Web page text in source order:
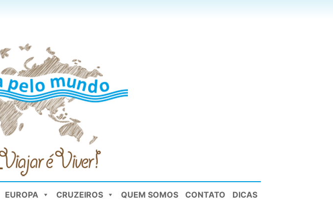
EUROPA CRUZEIROS QUEM SOMOS CONTATO DICAS